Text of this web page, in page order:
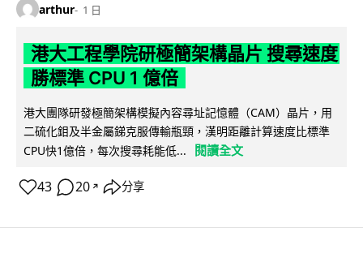
arthur 1 日
港大工程學院研極簡架構晶片 搜尋速度
勝標準 CPU 1 億倍
港大團隊研發極簡架構模擬內容尋址記憶體（CAM）晶片，用
二硫化鉬及半金屬銻克服傳輸瓶頸，漢明距離計算速度比標準
CPU快1億倍，每次搜尋耗能低...
閱讀全文
43 20 ↗ 分享